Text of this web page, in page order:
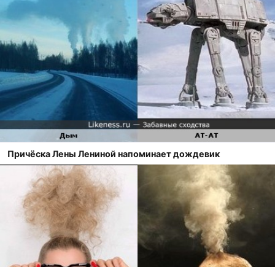
Случайное сходство 👍
Создать сходство
Для публикации необходима авторизация
Поиск
Причёска Лены Лениной напоминает дождевик